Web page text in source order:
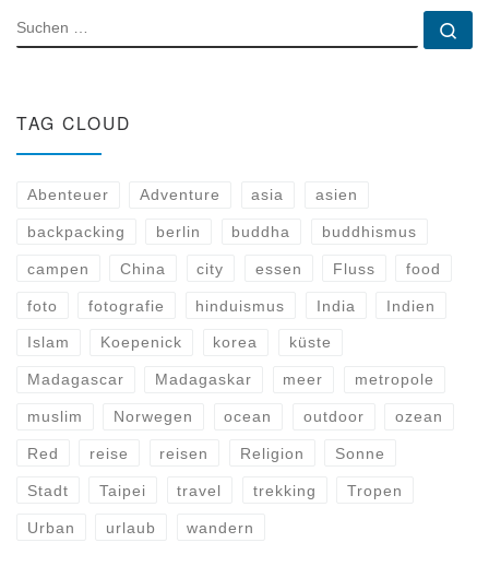
SUCHE
TAG CLOUD
Abenteuer Adventure asia asien
backpacking berlin buddha buddhismus
campen China city essen Fluss food
foto fotografie hinduismus India Indien
Islam Koepenick korea küste
Madagascar Madagaskar meer metropole
muslim Norwegen ocean outdoor ozean
Red reise reisen Religion Sonne
Stadt Taipei travel trekking Tropen
Urban urlaub wandern